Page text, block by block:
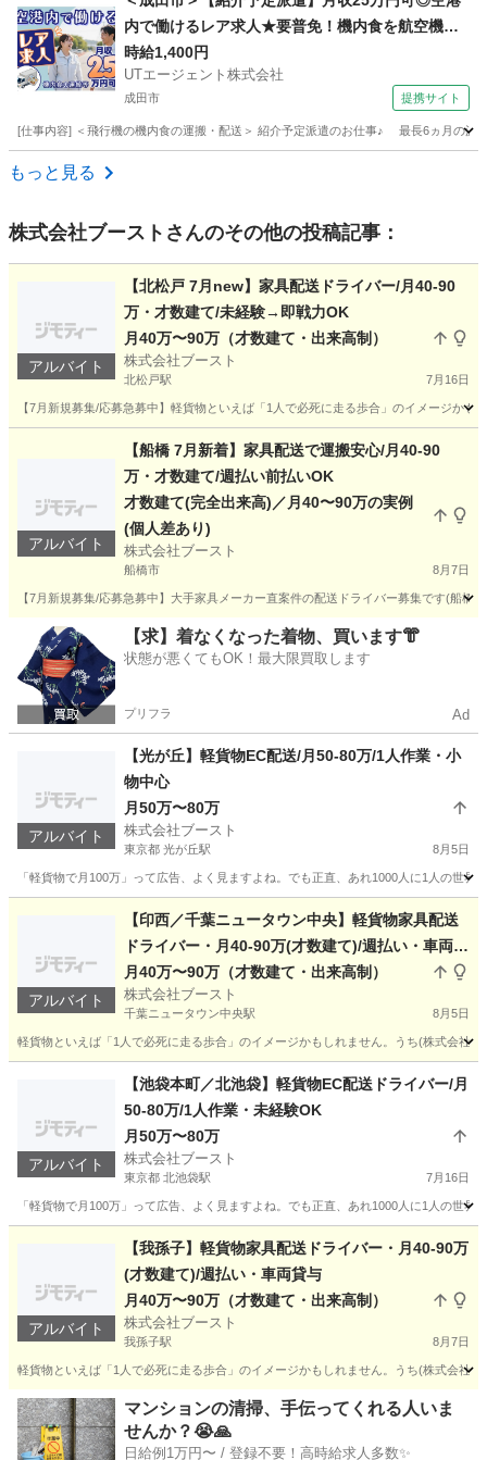
内で働けるレア求人★要普免！機内食を航空機へ
搬入するお仕事！【履歴書不要☆オンライン面接
OK】【入社キャンペーン実施中！】
時給1,400円
UTエージェント株式会社
成田市 提携サイト
[仕事内容] ＜飛行機の機内食の運搬・配送＞ 紹介予定派遣のお仕事♪ 最長6ヵ月の
千葉 成田市
もっと見る
株式会社ブースト さんのその他の投稿記事：
アルバイト
【北松戸 7月new】家具配送ドライバー/月40-90
万・才数建て/未経験→即戦力OK
月40万〜90万（才数建て・出来高制）
株式会社ブースト
北松戸駅 7月16日
【7月新規募集/応募急募中】軽貨物といえば「1人で必死に走る歩合」のイメージか
北松戸駅 ドライバー 出来高制
アルバイト
【船橋 7月新着】家具配送で運搬安心/月40-90
万・才数建て/週払い前払いOK
才数建て(完全出来高)／月40〜90万の実例
(個人差あり)
株式会社ブースト
船橋市 8月7日
【7月新規募集/応募急募中】大手家具メーカー直案件の配送ドライバー募集です(船
千葉 船橋市 ドライバー 貨物
【求】着なくなった着物、買います👘
状態が悪くてもOK！最大限買取します
プリフラ Ad
アルバイト
【光が丘】軽貨物EC配送/月50-80万/1人作業・小
物中心
月50万〜80万
株式会社ブースト
東京都 光が丘駅 8月5日
「軽貨物で月100万」って広告、よく見ますよね。でも正直、あれ1000人に1人の世
光が丘駅 ドライバー 80万
アルバイト
【印西／千葉ニュータウン中央】軽貨物家具配送
ドライバー・月40-90万(才数建て)/週払い・車両貸
与
月40万〜90万（才数建て・出来高制）
株式会社ブースト
千葉ニュータウン中央駅 8月5日
軽貨物といえば「1人で必死に走る歩合」のイメージかもしれません。うち(株式会社
千葉ニュータウン中央駅 ドライバー 貨物
アルバイト
【池袋本町／北池袋】軽貨物EC配送ドライバー/月
50-80万/1人作業・未経験OK
月50万〜80万
株式会社ブースト
東京都 北池袋駅 7月16日
「軽貨物で月100万」って広告、よく見ますよね。でも正直、あれ1000人に1人の世
北池袋駅 ドライバー 80万
アルバイト
【我孫子】軽貨物家具配送ドライバー・月40-90万
(才数建て)/週払い・車両貸与
月40万〜90万（才数建て・出来高制）
株式会社ブースト
我孫子駅 8月7日
軽貨物といえば「1人で必死に走る歩合」のイメージかもしれません。うち(株式会社
千葉 我孫子市 我孫子駅 ドライバー 貨物
マンションの清掃、手伝ってくれる人いま
せんか？😭🙏
日給例1万円〜 / 登録不要！高時給求人多数✨